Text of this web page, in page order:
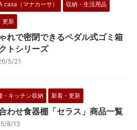
casa（マナカーサ） 収納・生活用品
更新
れで密閉できるペダル式ゴミ箱
クトシリーズ
5/21
・キッチン収納 新着・更新
わせ食器棚「セラス」商品一覧
8/13